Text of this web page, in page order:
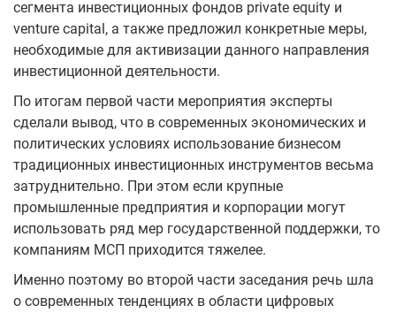
сегмента инвестиционных фондов private equity и
venture capital, а также предложил конкретные меры,
необходимые для активизации данного направления
инвестиционной деятельности.
По итогам первой части мероприятия эксперты
сделали вывод, что в современных экономических и
политических условиях использование бизнесом
традиционных инвестиционных инструментов весьма
затруднительно. При этом если крупные
промышленные предприятия и корпорации могут
использовать ряд мер государственной поддержки, то
компаниям МСП приходится тяжелее.
Именно поэтому во второй части заседания речь шла
о современных тенденциях в области цифровых